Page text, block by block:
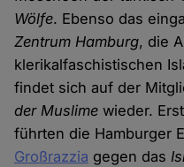
Wölfe. Ebenso das
Zentrum Hamburg, die
klerikalfaschistischen
findet sich auf der
der Muslime wieder.
führten die Hamburger
Großrazzia gegen das